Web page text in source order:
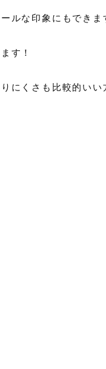
ルな印象にもできま
す！
にくさも比較的い